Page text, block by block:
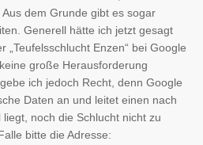
dem Grunde gibt es sogar
Generell hätte ich jetzt gesagt
„Teufelsschlucht Enzen“ bei Google
große Herausforderung
ich jedoch Recht, denn Google
Daten an und leitet einen nach
noch die Schlucht nicht zu
bitte die Adresse: